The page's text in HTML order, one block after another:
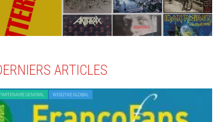
ARTICLES
GENERAL WEBZINE GLOBAL